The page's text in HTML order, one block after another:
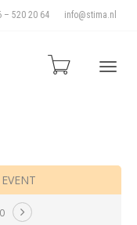
– 520 20 64 info@stima.nl
door